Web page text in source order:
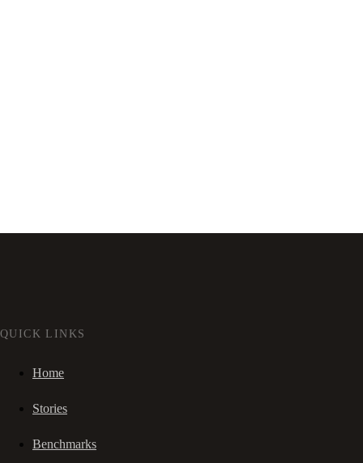
QUICK LINKS
Home
Stories
Benchmarks